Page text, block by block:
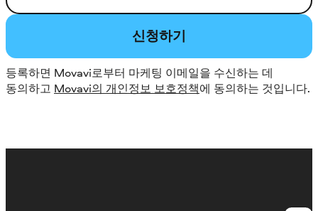
신청하기
등록하면 Movavi로부터 마케팅 이메일을 수신하는 데
동의하고 Movavi의 개인정보 보호정책에 동의하는 것입니다.